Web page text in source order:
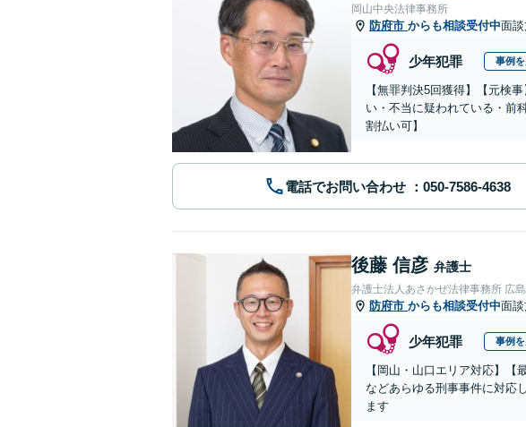
岡山中央法律事務所
防府市 からも相談受付中面
少年犯罪 事例
【無罪判決5回獲得】【元検
い・不当に疑われている・前
割払い可】
電話でお問い合わせ
後藤 信彦 弁護士
弁護士法人あさかぜ法律事務所 広
防府市 からも相談受付中面
少年犯罪 事例
【岡山・山口エリア対応】
などあらゆる刑事事件に対応
ます